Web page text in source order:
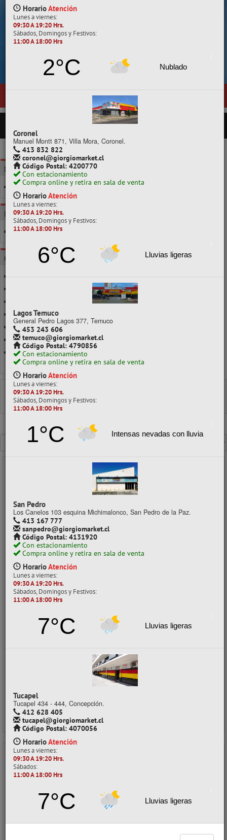
, ubicada en General Pedro Lagos 377, entre
HorarioAtención
Lunes a viernes:
09:30 A 19:20 Hrs.
Sábados, Domingos y Festivos:
11:00 A 18:00 Hrs
2°C Nublado
Coronel
Manuel Montt 871, Villa Mora, Coronel.
413 832 822
coronel@giorgiomarket.cl
Código Postal: 4200770
Con estacionamiento
Compra online y retira en sala de venta
HorarioAtención
Lunes a viernes:
09:30 A 19:20 Hrs.
Sábados, Domingos y Festivos:
11:00 A 18:00 Hrs
6°C Lluvias ligeras
Lagos Temuco
General Pedro Lagos 377, Temuco
453 243 606
temuco@giorgiomarket.cl
Código Postal: 4790856
Con estacionamiento
Compra online y retira en sala de venta
HorarioAtención
Lunes a viernes:
09:30 A 19:20 Hrs.
Sábados, Domingos y Festivos:
11:00 A 18:00 Hrs
1°C Intensas nevadas con lluvia
San Pedro
Los Canelos 103 esquina Michimalonco, San Pedro de la Paz.
413 167 777
sanpedro@giorgiomarket.cl
Código Postal: 4131920
Con estacionamiento
Compra online y retira en sala de venta
HorarioAtención
Lunes a viernes:
09:30 A 19:20 Hrs.
Sábados, Domingos y Festivos:
11:00 A 18:00 Hrs
7°C Lluvias ligeras
Tucapel
Tucapel 434 - 444, Concepción.
412 628 405
tucapel@giorgiomarket.cl
Código Postal: 4070056
HorarioAtención
Lunes a viernes:
09:30 A 19:20 Hrs.
Sábados:
11:00 A 18:00 Hrs
7°C Lluvias ligeras
PRODUCTOS
MARCA
ATLANTIK
POR CLASE
110X140MM
CATEGORÍAS
TERMOLAMINADO DOBLE CARTA
TERMOLAMINADO MILITARY
TERMOLAMINADO MUNICIPAL
TERMOLAMINADO OFICIO
TERMOLAMINADO PATENTE
Ver todo en Termolaminados
TERMOLAMINADOS
TERMOLAMINADO PATENTE
Mostrando un máximo de 40 resultados por página
LAMINA TERMOLAMINADO PATENTE 110X140 MM 07/175 MIC 100 U
ATLANTIK
CÓDIGO: 04011022
Retiro en tienda (Stock: 32)
Precios al por mayor
Precio normal: $ 8.000
Ahorro: $ 3.200